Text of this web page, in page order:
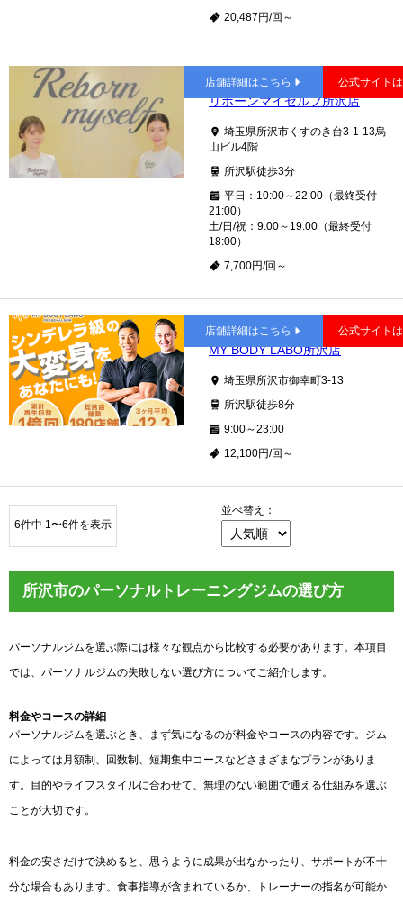
20,487円/回～
所沢
リボーンマイセルフ所沢店
埼玉県所沢市くすのき台3-1-13烏
山ビル4階
所沢駅徒歩3分
平日：10:00～22:00（最終受付
21:00）
土/日/祝：9:00～19:00（最終受付
18:00）
7,700円/回～
店舗詳細はこちら 公式サイト
所沢
MY BODY LABO所沢店
埼玉県所沢市御幸町3-13
所沢駅徒歩8分
9:00～23:00
12,100円/回～
店舗詳細はこちら 公式サイト
6件中 1〜6件を表示
並べ替え：
所沢市のパーソナルトレーニングジムの選び方
パーソナルジムを選ぶ際には様々な観点から比較する必要があります。本項目
では、パーソナルジムの失敗しない選び方についてご紹介します。
料金やコースの詳細
パーソナルジムを選ぶとき、まず気になるのが料金やコースの内容です。ジム
によっては月額制、回数制、短期集中コースなどさまざまなプランがありま
す。目的やライフスタイルに合わせて、無理のない範囲で通える仕組みを選ぶ
ことが大切です。
料金の安さだけで決めると、思うように成果が出なかったり、サポートが不十
分な場合もあります。食事指導が含まれているか、トレーナーの指名が可能か